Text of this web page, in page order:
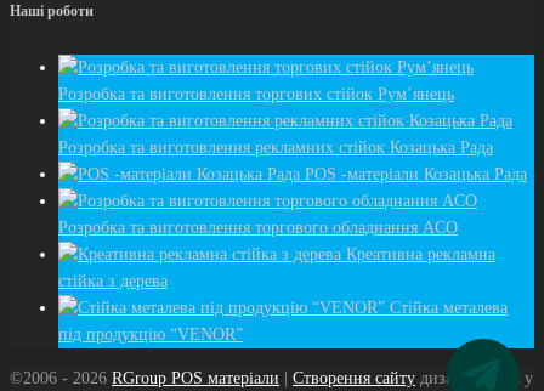
Наші роботи
Розробка та виготовлення торгових стiйок Рум’янець
Розробка та виготовлення рекламних стійок Козацька Рада
POS -матеріали Козацька Рада
Розробка та виготовлення торгового обладнання ACO
Креативна рекламна
стійка з дерева
Стійка металева
під продукцію “VENOR”
©2006 - 2026 RGroup POS матеріали Створення сайту дизайн студія у